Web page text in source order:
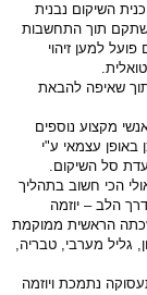
השיקום נבנית
תוך התחשבות
פועל למען זיהוי
שאיפה להבאת
מקצוע נוספים
באופן עצמאי ע"י
סל השיקום.
הכי חשוב בתהליך
הלב – יוזמה
הראשית ממוקמת
גליל מערבי, טבריה,
נתמכת ויוזמה